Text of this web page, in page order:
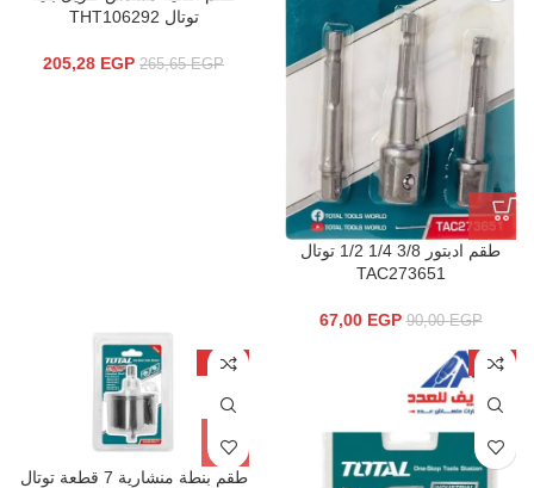
طقم ادبتور 3/8 1/4 1/2 توتال
TAC273651
90,00EGP
67,00 EGP
توتال THT106292
265,65EGP
205,28 EGP
-5%
-10%
طقم بنطة منشارية 7 قطعة توتال